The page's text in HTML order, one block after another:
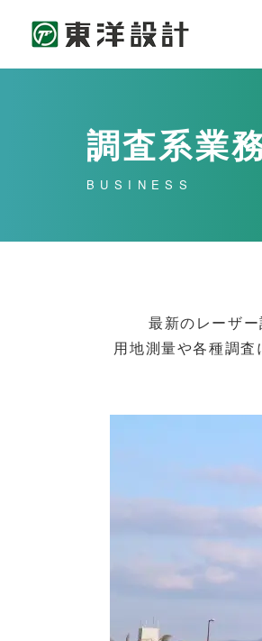
調査系業
BUSINESS
最新のレーザ
用地測量や各種調